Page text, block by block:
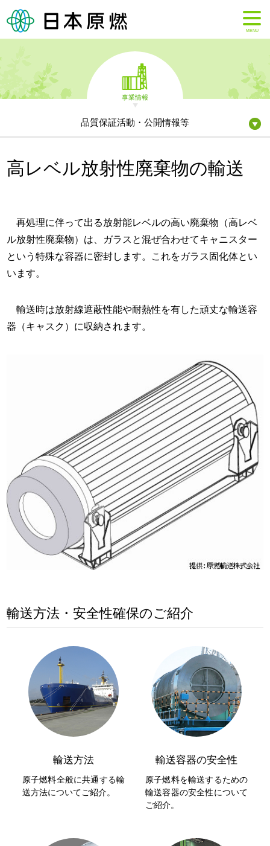
MENU
事業情報
品質保証活動・公開情報等
高レベル放射性廃棄物の輸送
再処理に伴って出る放射能レベルの高い廃棄物（高レベ
ル放射性廃棄物）は、ガラスと混ぜ合わせてキャニスター
という特殊な容器に密封します。これをガラス固化体とい
います。
輸送時は放射線遮蔽性能や耐熱性を有した頑丈な輸送容
器（キャスク）に収納されます。
輸送方法・安全性確保のご紹介
輸送方法
原子燃料全般に共通する輸
送方法についてご紹介。
輸送容器の安全性
原子燃料を輸送するための
輸送容器の安全性について
ご紹介。